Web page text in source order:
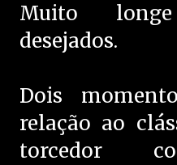
Muito
desejados.
Dois
relação ao
torcedor